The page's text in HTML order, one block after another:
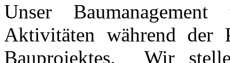
Unser
Aktivitäten während der
Bauprojektes. Wir